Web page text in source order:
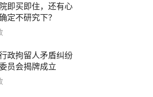
即买即住，还有心
定不研究下？
政拘留人矛盾纠纷
员会揭牌成立